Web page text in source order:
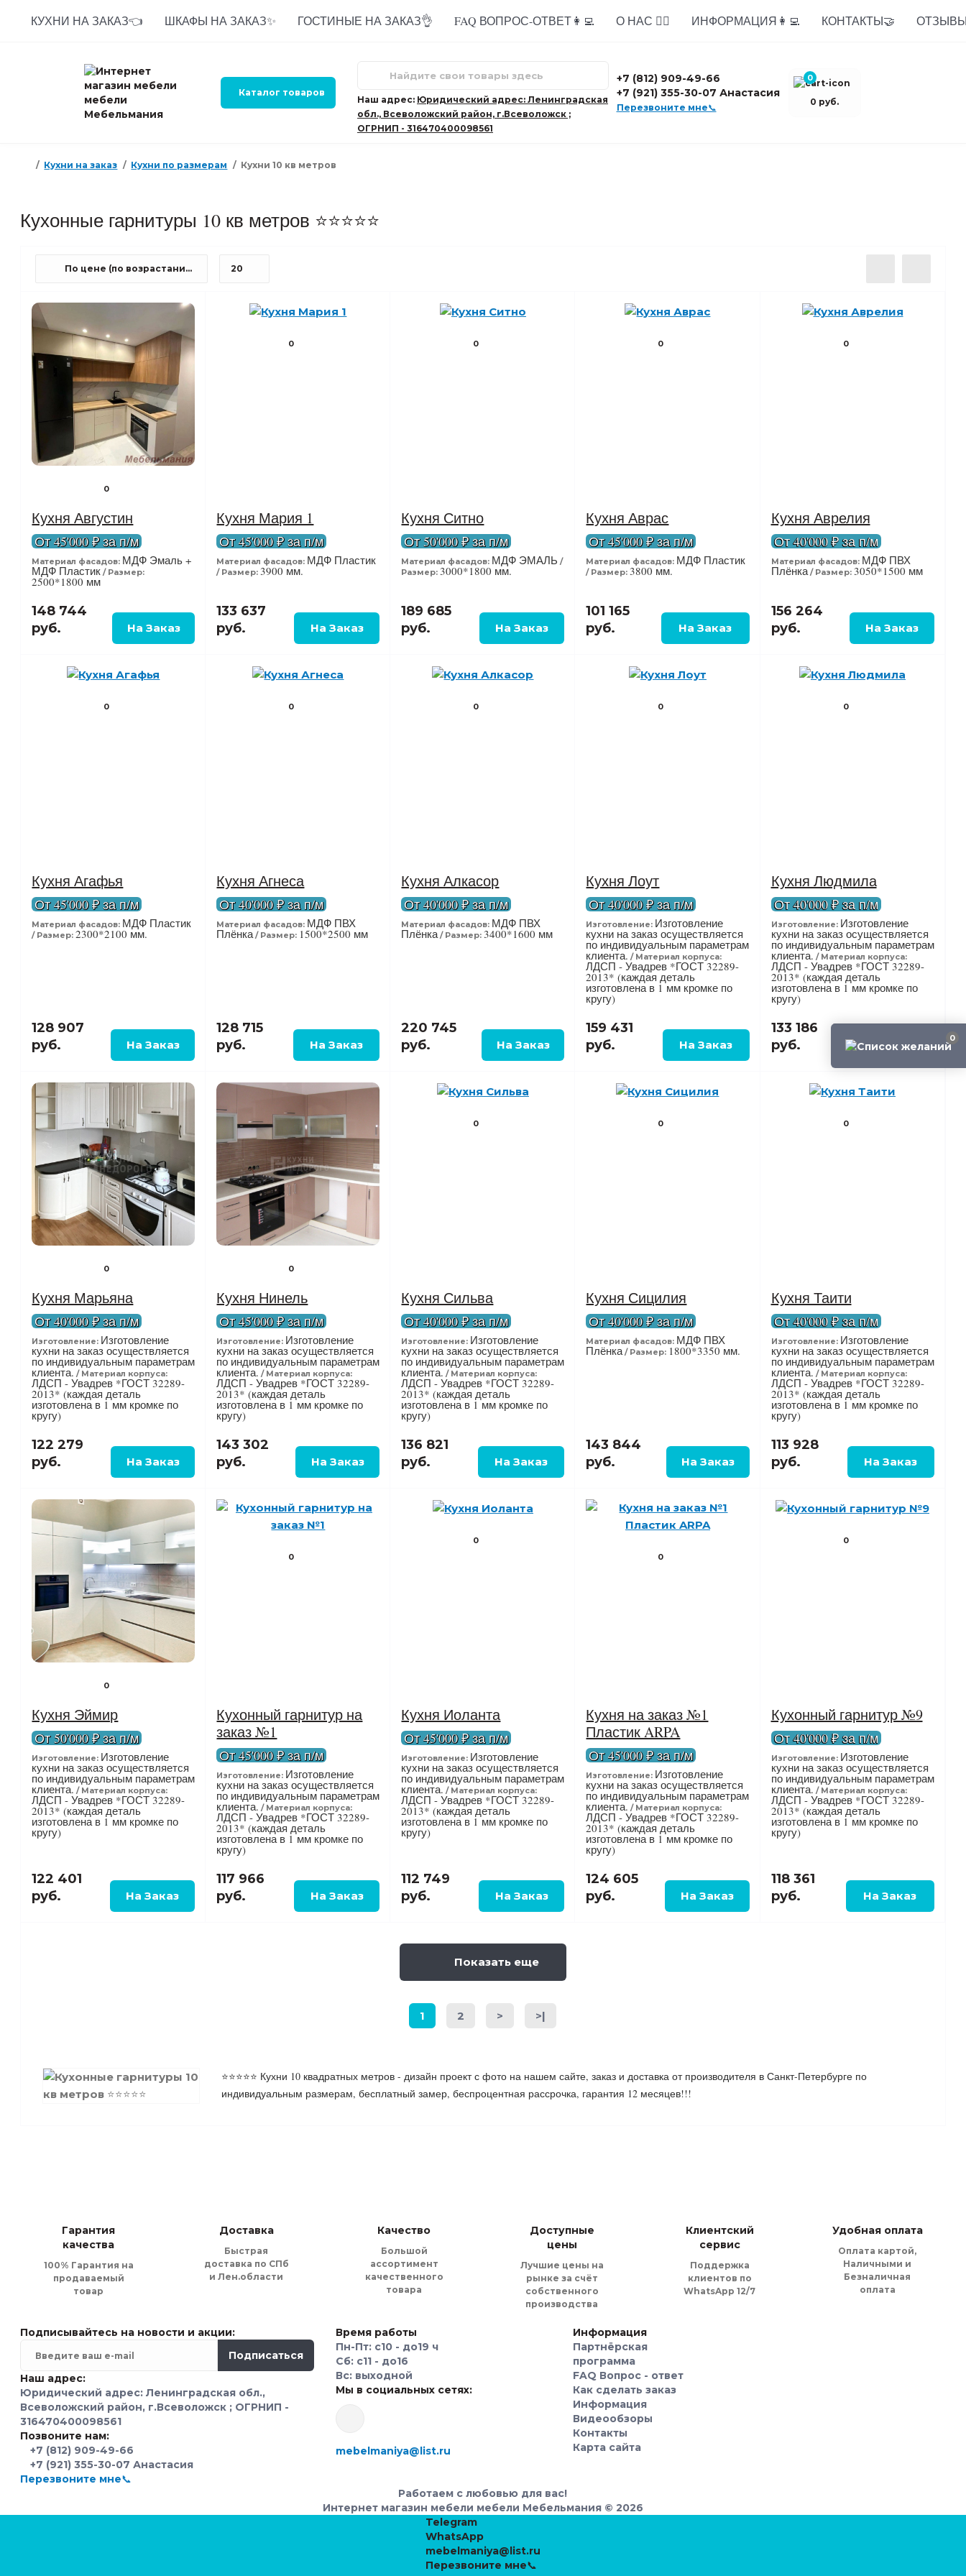
0
КУХНИ НА ЗАКАЗ👈 ШКАФЫ НА ЗАКАЗ✨ ГОСТИНЫЕ НА ЗАКАЗ👌 FAQ ВОПРОС-ОТВЕТ👩‍💻 О НАС 🙋‍♂️ ИНФОРМАЦИЯ👩‍💻 КОНТАКТЫ🤝
Каталог товаров
Наш адрес: Юридический адрес: Ленинградская
обл., Всеволожский район, г.Всеволожск ;
ОГРНИП - 316470400098561
+7 (812) 909-49-66
+7 (921) 355-30-07 Анастасия
Перезвоните мне📞
0
0 руб.
Кухни на заказ Кухни по размерам Кухни 10 кв метров
Кухонные гарнитуры 10 кв метров ⭐⭐⭐⭐⭐
0
Кухня Августин
От 45'000 ₽ за п/м
Материал фасадов: МДФ Эмаль +
МДФ Пластик Размер:
2500*1800 мм
148 744
руб.
0
Кухня Мария 1
От 45'000 ₽ за п/м
Материал фасадов: МДФ Пластик
Размер: 3900 мм.
133 637
руб.
0
Кухня Ситно
От 50'000 ₽ за п/м
Материал фасадов: МДФ ЭМАЛЬ
Размер: 3000*1800 мм.
189 685
руб.
0
Кухня Аврас
От 45'000 ₽ за п/м
Материал фасадов: МДФ Пластик
Размер: 3800 мм.
101 165
руб.
0
Кухня Аврелия
От 40'000 ₽ за п/м
Материал фасадов: МДФ ПВХ
Плёнка Размер: 3050*1500 мм
156 264
руб.
0
Кухня Агафья
От 45'000 ₽ за п/м
Материал фасадов: МДФ Пластик
Размер: 2300*2100 мм.
128 907
руб.
0
Кухня Агнеса
От 40'000 ₽ за п/м
Материал фасадов: МДФ ПВХ
Плёнка Размер: 1500*2500 мм
128 715
руб.
0
Кухня Алкасор
От 40'000 ₽ за п/м
Материал фасадов: МДФ ПВХ
Плёнка Размер: 3400*1600 мм
220 745
руб.
0
Кухня Лоут
От 40'000 ₽ за п/м
Изготовление: Изготовление
кухни на заказ осуществляется
по индивидуальным параметрам
клиента. Материал корпуса:
ЛДСП - Увадрев *ГОСТ 32289-
2013* (каждая деталь
изготовлена в 1 мм кромке по
кругу)
159 431
руб.
0
Кухня Людмила
От 40'000 ₽ за п/м
Изготовление: Изготовление
кухни на заказ осуществляется
по индивидуальным параметрам
клиента. Материал корпуса:
ЛДСП - Увадрев *ГОСТ 32289-
2013* (каждая деталь
изготовлена в 1 мм кромке по
кругу)
133 186
руб.
0
Кухня Марьяна
От 40'000 ₽ за п/м
Изготовление: Изготовление
кухни на заказ осуществляется
по индивидуальным параметрам
клиента. Материал корпуса:
ЛДСП - Увадрев *ГОСТ 32289-
2013* (каждая деталь
изготовлена в 1 мм кромке по
кругу)
122 279
руб.
0
Кухня Нинель
От 45'000 ₽ за п/м
Изготовление: Изготовление
кухни на заказ осуществляется
по индивидуальным параметрам
клиента. Материал корпуса:
ЛДСП - Увадрев *ГОСТ 32289-
2013* (каждая деталь
изготовлена в 1 мм кромке по
кругу)
143 302
руб.
0
Кухня Сильва
От 40'000 ₽ за п/м
Изготовление: Изготовление
кухни на заказ осуществляется
по индивидуальным параметрам
клиента. Материал корпуса:
ЛДСП - Увадрев *ГОСТ 32289-
2013* (каждая деталь
изготовлена в 1 мм кромке по
кругу)
136 821
руб.
0
Кухня Сицилия
От 40'000 ₽ за п/м
Материал фасадов: МДФ ПВХ
Плёнка Размер: 1800*3350 мм.
143 844
руб.
0
Кухня Таити
От 40'000 ₽ за п/м
Изготовление: Изготовление
кухни на заказ осуществляется
по индивидуальным параметрам
клиента. Материал корпуса:
ЛДСП - Увадрев *ГОСТ 32289-
2013* (каждая деталь
изготовлена в 1 мм кромке по
кругу)
113 928
руб.
0
Кухня Эймир
От 50'000 ₽ за п/м
Изготовление: Изготовление
кухни на заказ осуществляется
по индивидуальным параметрам
клиента. Материал корпуса:
ЛДСП - Увадрев *ГОСТ 32289-
2013* (каждая деталь
изготовлена в 1 мм кромке по
кругу)
122 401
руб.
0
Кухонный гарнитур на
заказ №1
От 45'000 ₽ за п/м
Изготовление: Изготовление
кухни на заказ осуществляется
по индивидуальным параметрам
клиента. Материал корпуса:
ЛДСП - Увадрев *ГОСТ 32289-
2013* (каждая деталь
изготовлена в 1 мм кромке по
кругу)
117 966
руб.
0
Кухня Иоланта
От 45'000 ₽ за п/м
Изготовление: Изготовление
кухни на заказ осуществляется
по индивидуальным параметрам
клиента. Материал корпуса:
ЛДСП - Увадрев *ГОСТ 32289-
2013* (каждая деталь
изготовлена в 1 мм кромке по
кругу)
112 749
руб.
0
Кухня на заказ №1
Пластик ARPA
От 45'000 ₽ за п/м
Изготовление: Изготовление
кухни на заказ осуществляется
по индивидуальным параметрам
клиента. Материал корпуса:
ЛДСП - Увадрев *ГОСТ 32289-
2013* (каждая деталь
изготовлена в 1 мм кромке по
кругу)
124 605
руб.
0
Кухонный гарнитур №9
От 40'000 ₽ за п/м
Изготовление: Изготовление
кухни на заказ осуществляется
по индивидуальным параметрам
клиента. Материал корпуса:
ЛДСП - Увадрев *ГОСТ 32289-
2013* (каждая деталь
изготовлена в 1 мм кромке по
кругу)
118 361
руб.
Показать еще
1 2 > >|
⭐⭐⭐⭐⭐ Кухни 10 квадратных метров - дизайн проект с фото на нашем сайте, заказ и доставка от производителя в Санкт-Петербурге по
индивидуальным размерам, бесплатный замер, беспроцентная рассрочка, гарантия 12 месяцев!!!
Гарантия
качества
100% Гарантия на
продаваемый
товар
Доставка
Быстрая
доставка по СПб
и Лен.области
Качество
Большой
ассортимент
качественного
товара
Доступные
цены
Лучшие цены на
рынке за счёт
собственного
производства
Клиентский
сервис
Поддержка
клиентов по
WhatsApp 12/7
Удобная оплата
Оплата картой,
Наличными и
Безналичная
оплата
Подписывайтесь на новости и акции:
Подписаться
Наш адрес:
Юридический адрес: Ленинградская обл.,
Всеволожский район, г.Всеволожск ; ОГРНИП -
316470400098561
Позвоните нам:
+7 (812) 909-49-66
+7 (921) 355-30-07 Анастасия
Перезвоните мне📞
Время работы
Пн-Пт: с10 - до19 ч
Сб: с11 - до16
Вс: выходной
Мы в социальных сетях:
mebelmaniya@list.ru
Информация
Партнёрская
программа
FAQ Вопрос - ответ
Как сделать заказ
Информация
Видеообзоры
Контакты
Карта сайта
Работаем с любовью для вас!
Интернет магазин мебели мебели Мебельмания © 2026
Telegram
WhatsApp
mebelmaniya@list.ru
Перезвоните мне📞